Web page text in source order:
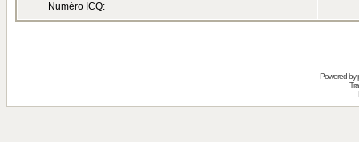
Numéro ICQ:
Powered by